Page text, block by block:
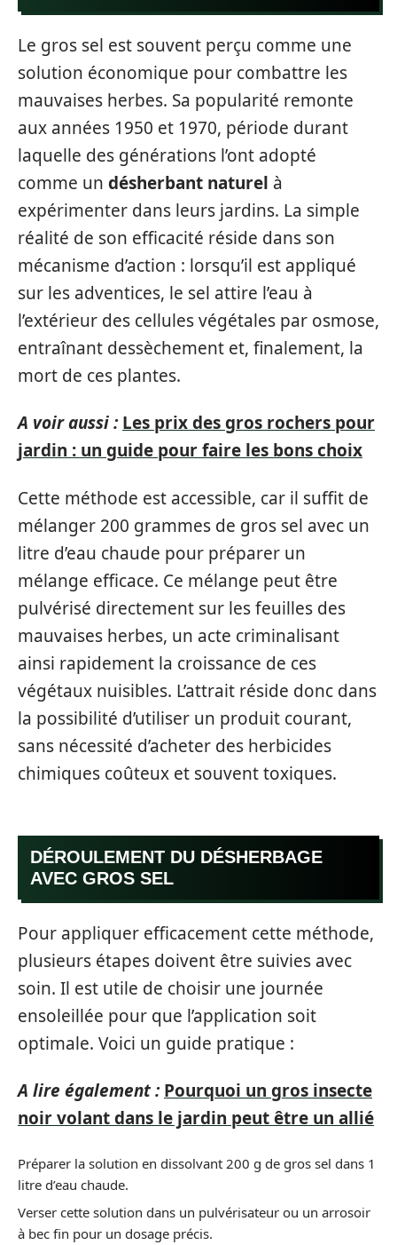
Le gros sel est souvent perçu comme une
solution économique pour combattre les
mauvaises herbes. Sa popularité remonte
aux années 1950 et 1970, période durant
laquelle des générations l’ont adopté
comme un désherbant naturel à
expérimenter dans leurs jardins. La simple
réalité de son efficacité réside dans son
mécanisme d’action : lorsqu’il est appliqué
sur les adventices, le sel attire l’eau à
l’extérieur des cellules végétales par osmose,
entraînant dessèchement et, finalement, la
mort de ces plantes.
A voir aussi : Les prix des gros rochers pour
jardin : un guide pour faire les bons choix
Cette méthode est accessible, car il suffit de
mélanger 200 grammes de gros sel avec un
litre d’eau chaude pour préparer un
mélange efficace. Ce mélange peut être
pulvérisé directement sur les feuilles des
mauvaises herbes, un acte criminalisant
ainsi rapidement la croissance de ces
végétaux nuisibles. L’attrait réside donc dans
la possibilité d’utiliser un produit courant,
sans nécessité d’acheter des herbicides
chimiques coûteux et souvent toxiques.
DÉROULEMENT DU DÉSHERBAGE
AVEC GROS SEL
Pour appliquer efficacement cette méthode,
plusieurs étapes doivent être suivies avec
soin. Il est utile de choisir une journée
ensoleillée pour que l’application soit
optimale. Voici un guide pratique :
A lire également : Pourquoi un gros insecte
noir volant dans le jardin peut être un allié
Préparer la solution en dissolvant 200 g de gros sel dans 1
litre d’eau chaude.
Verser cette solution dans un pulvérisateur ou un arrosoir
à bec fin pour un dosage précis.